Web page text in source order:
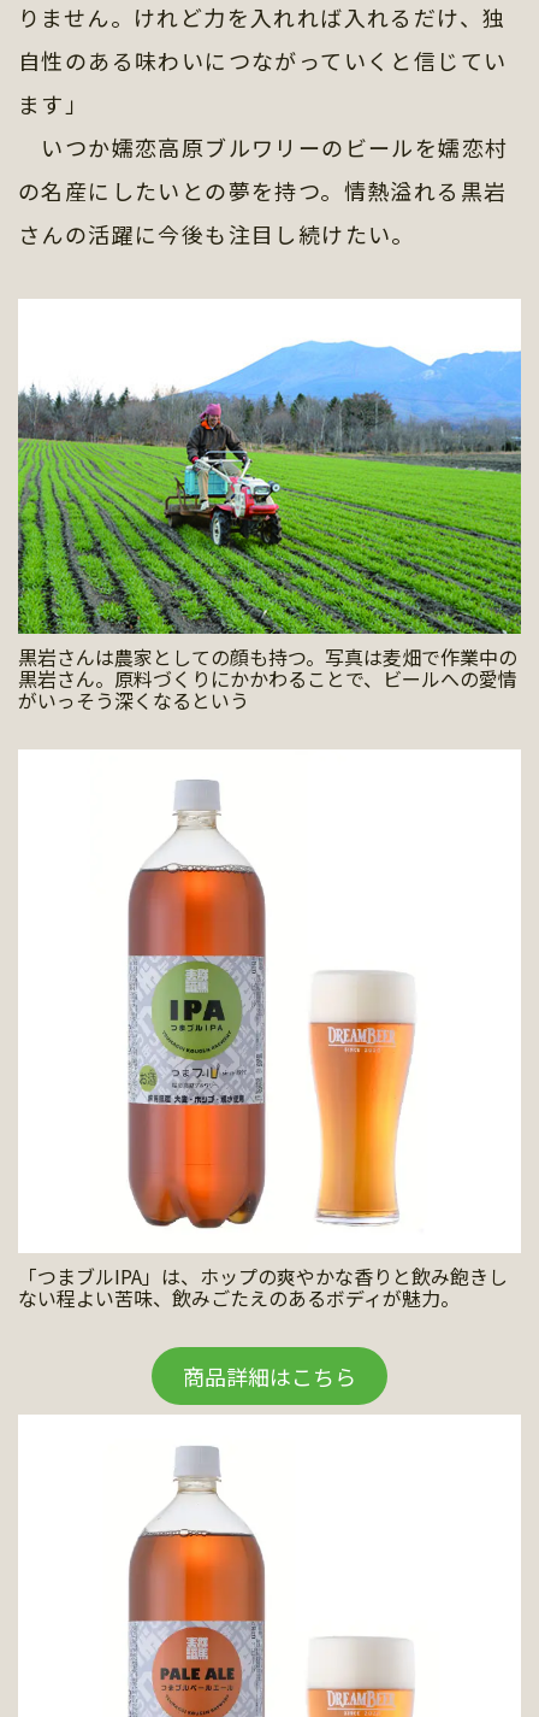
りません。けれど力を入れれば入れるだけ、独
自性のある味わいにつながっていくと信じてい
ます」
いつか嬬恋高原ブルワリーのビールを嬬恋村
の名産にしたいとの夢を持つ。情熱溢れる黒岩
さんの活躍に今後も注目し続けたい。
黒岩さんは農家としての顔も持つ。写真は麦畑で作業中の
黒岩さん。原料づくりにかかわることで、ビールへの愛情
がいっそう深くなるという
「つまブルIPA」は、ホップの爽やかな香りと飲み飽きし
ない程よい苦味、飲みごたえのあるボディが魅力。
商品詳細はこちら